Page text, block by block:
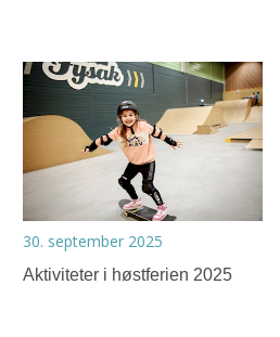
30. september 2025
Aktiviteter i høstferien 2025